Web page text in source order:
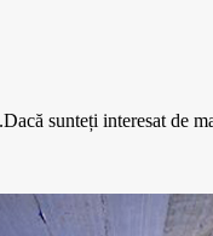
sunteți interesat de